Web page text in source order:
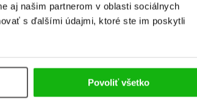
aj našim partnerom v oblasti sociálnych
s ďalšími údajmi, ktoré ste im poskytli
Povoliť všetko